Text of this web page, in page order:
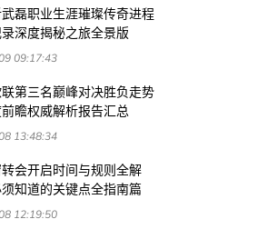
磊职业生涯璀璨传奇进程
深度揭秘之旅全景版
09:17:43
第三名巅峰对决胜负走势
瞻权威解析报告汇总
13:48:34
会开启时间与规则全解
知道的关键点全指南篇
12:19:50